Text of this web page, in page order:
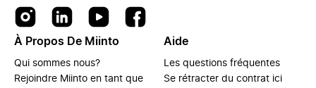
À Propos De Miinto
Qui sommes nous?
Rejoindre Miinto en tant que
Aide
Les questions fréquentes
Se rétracter du contrat ici